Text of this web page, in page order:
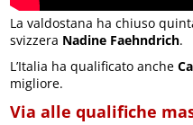
La valdostana ha chiuso
svizzera Nadine Faehndrich.
L’Italia ha qualificato anche
migliore.
Via alle qualifiche